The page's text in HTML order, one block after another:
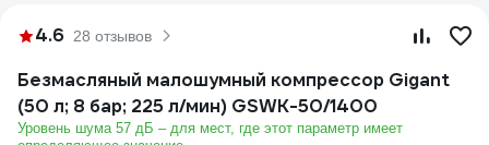
4.6 28 отзывов
Безмасляный малошумный компрессор Gigant
(50 л; 8 бар; 225 л/мин) GSWK-50/1400
Уровень шума 57 дБ – для мест, где этот параметр имеет